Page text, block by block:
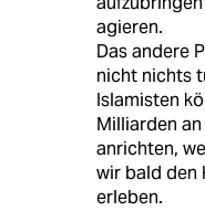
agieren.
Das andere
nicht nichts
Islamisten
Milliarden
anrichten,
wir bald den
erleben.